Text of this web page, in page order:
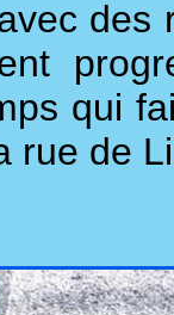
des
qui
rue de